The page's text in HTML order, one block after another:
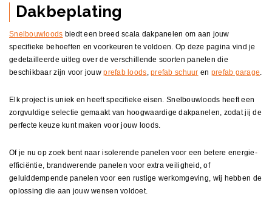
Dakbeplating
Snelbouwloods biedt een breed scala dakpanelen om aan jouw
specifieke behoeften en voorkeuren te voldoen. Op deze pagina vind je
gedetailleerde uitleg over de verschillende soorten panelen die
beschikbaar zijn voor jouwprefab loods,prefab schuur en prefab garage.
Elk project is uniek en heeft specifieke eisen. Snelbouwloods heeft een
zorgvuldige selectie gemaakt van hoogwaardige dakpanelen, zodat jij de
perfecte keuze kunt maken voor jouw loods.
Of je nu op zoek bent naar isolerende panelen voor een betere energie-
efficiëntie, brandwerende panelen voor extra veiligheid, of
geluiddempende panelen voor een rustige werkomgeving, wij hebben de
oplossing die aan jouw wensen voldoet.